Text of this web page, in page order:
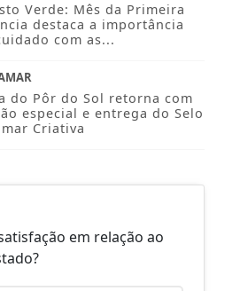
Verde: Mês da Primeira
destaca a importância
com as...
do Pôr do Sol retorna com
especial e entrega do Selo
Criativa
em relação ao